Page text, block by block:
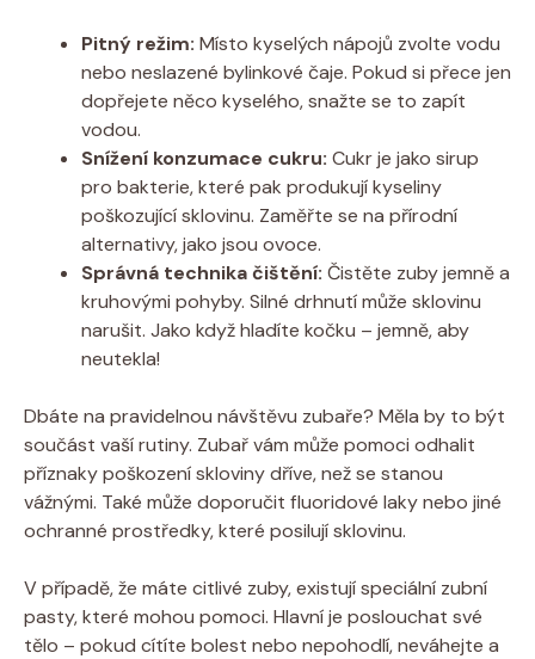
Pitný režim: Místo kyselých nápojů zvolte vodu
nebo neslazené bylinkové čaje. Pokud si přece jen
dopřejete něco kyselého, snažte se to zapít
vodou.
Snížení konzumace cukru: Cukr je jako sirup
pro bakterie, které pak produkují kyseliny
poškozující sklovinu. Zaměřte se na přírodní
alternativy, jako jsou ovoce.
Správná technika čištění: Čistěte zuby jemně a
kruhovými pohyby. Silné drhnutí může sklovinu
narušit. Jako když hladíte kočku – jemně, aby
neutekla!
Dbáte na pravidelnou návštěvu zubaře? Měla by to být
součást vaší rutiny. Zubař vám může pomoci odhalit
příznaky poškození skloviny dříve, než se stanou
vážnými. Také může doporučit fluoridové laky nebo jiné
ochranné prostředky, které posilují sklovinu.
V případě, že máte citlivé zuby, existují speciální zubní
pasty, které mohou pomoci. Hlavní je poslouchat své
tělo – pokud cítíte bolest nebo nepohodlí, neváhejte a